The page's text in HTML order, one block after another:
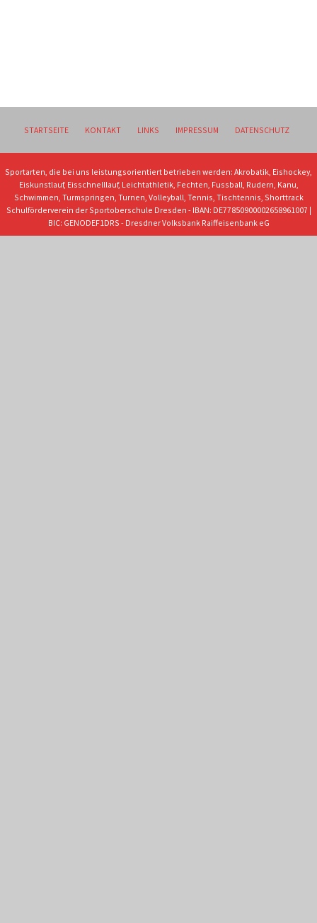
STARTSEITE KONTAKT LINKS IMPRESSUM DATENSCHUTZ
Sportarten, die bei uns leistungsorientiert betrieben werden: Akrobatik, Eishockey,
Eiskunstlauf, Eisschnelllauf, Leichtathletik, Fechten, Fussball, Rudern, Kanu,
Schwimmen, Turmspringen, Turnen, Volleyball, Tennis, Tischtennis, Shorttrack
Schulförderverein der Sportoberschule Dresden - IBAN: DE77850900002658961007 |
BIC: GENODEF1DRS - Dresdner Volksbank Raiffeisenbank eG